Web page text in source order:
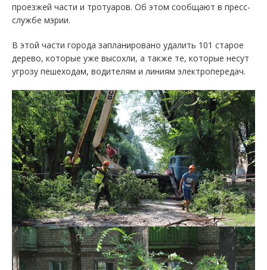
проезжей части и тротуаров. Об этом сообщают в пресс-
службе мэрии.
В этой части города запланировано удалить 101 старое
дерево, которые уже высохли, а также те, которые несут
угрозу пешеходам, водителям и линиям электропередач.